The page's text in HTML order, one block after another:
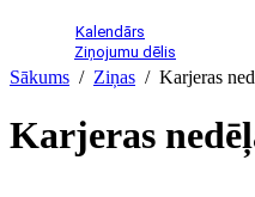
Kalendārs
Ziņojumu dēlis
Sākums Ziņas Karjeras
Karjeras